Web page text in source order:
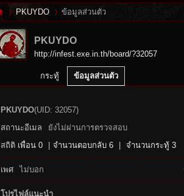
PKUYDO ข้อมูลส่วนตัว
PKUYDO
http://infest.exe.in.th/board/?32057
กระทู้ ข้อมูลส่วนตัว
PKUYDO(UID: 32057)
สถานะอีเมล
ยังไม่ผ่านการตรวจสอบ
สถิติ เพื่อน 0 จำนวนตอบกลับ 6 จำนวนกระทู้ 3
เพศ ไม่บอก
โปรไฟล์แนะนำ